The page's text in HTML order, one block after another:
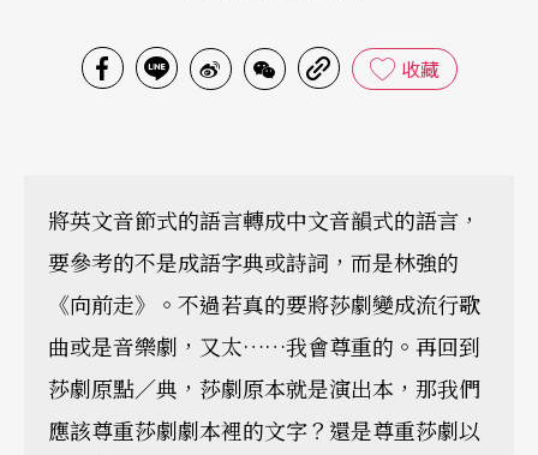
收藏
將英文音節式的語言轉成中文音韻式的語言，
要參考的不是成語字典或詩詞，而是林強的
《向前走》。不過若真的要將莎劇變成流行歌
曲或是音樂劇，又太……我會尊重的。再回到
莎劇原點／典，莎劇原本就是演出本，那我們
應該尊重莎劇劇本裡的文字？還是尊重莎劇以